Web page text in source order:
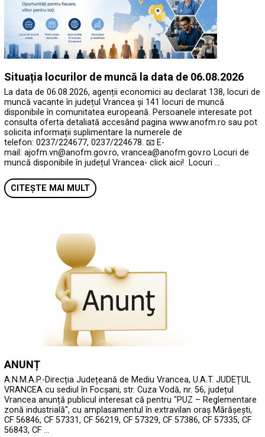
Situația locurilor de muncă la data de 06.08.2026
La data de 06.08.2026, agenții economici au declarat 138, locuri de
muncă vacante în județul Vrancea și 141 locuri de muncă
disponibile în comunitatea europeană. Persoanele interesate pot
consulta oferta detaliată accesând pagina www.anofm.ro sau pot
solicita informații suplimentare la numerele de
telefon: 0237/224677, 0237/224678. 📧 E-
mail: ajofm.vn@anofm.gov.ro, vrancea@anofm.gov.ro Locuri de
muncă disponibile în județul Vrancea- click aici! Locuri …
CITEȘTE MAI MULT
ANUNȚ
A.N.M.A.P.-Direcția Județeană de Mediu Vrancea, U.A.T. JUDEȚUL
VRANCEA cu sediul în Focșani, str. Cuza Vodă, nr. 56, județul
Vrancea anunță publicul interesat că pentru "PUZ – Reglementare
zonă industrială", cu amplasamentul în extravilan oraș Mărășești,
CF 56846, CF 57331, CF 56219, CF 57329, CF 57386, CF 57335, CF
56843, CF …